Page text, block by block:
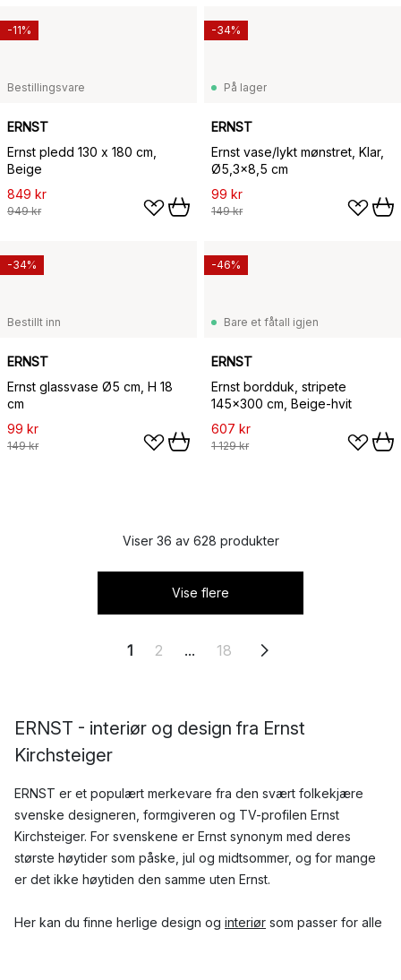
Bestillingsvare
ERNST
Ernst pledd 130 x 180 cm,
Beige
849 kr
949 kr
-11%
På lager
ERNST
Ernst vase/lykt mønstret, Klar,
Ø5,3x8,5 cm
99 kr
149 kr
-34%
Bestillt inn
ERNST
Ernst glassvase Ø5 cm, H 18
cm
99 kr
149 kr
-34%
Bare et fåtall igjen
ERNST
Ernst bordduk, stripete
145x300 cm, Beige-hvit
607 kr
1 129 kr
-46%
Viser 36 av 628 produkter
Vise flere
1 2 ... 18
ERNST - interiør og design fra Ernst
Kirchsteiger
ERNST er et populært merkevare fra den svært folkekjære
svenske designeren, formgiveren og TV-profilen Ernst
Kirchsteiger. For svenskene er Ernst synonym med deres
største høytider som påske, jul og midtsommer, og for mange
er det ikke høytiden den samme uten Ernst.
Her kan du finne herlige design og interiør som passer for alle